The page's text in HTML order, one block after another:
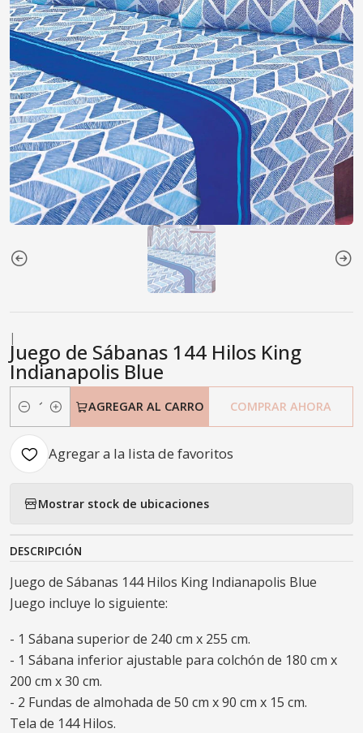
|
Juego de Sábanas 144 Hilos King
Indianapolis Blue
Cantidad
AGREGAR AL CARRO COMPRAR AHORA
Agregar a la lista de favoritos
Mostrar stock de ubicaciones
DESCRIPCIÓN
Juego de Sábanas 144 Hilos King Indianapolis Blue
Juego incluye lo siguiente:
- 1 Sábana superior de 240 cm x 255 cm.
- 1 Sábana inferior ajustable para colchón de 180 cm x
200 cm x 30 cm.
- 2 Fundas de almohada de 50 cm x 90 cm x 15 cm.
Tela de 144 Hilos.